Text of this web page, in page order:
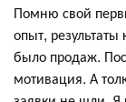
Помню свой
опыт,
было продаж.
мотивация. А